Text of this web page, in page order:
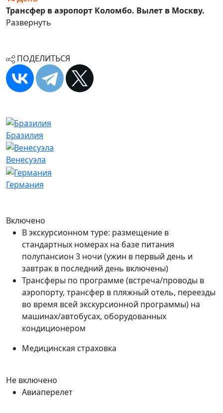
Трансфер в аэропорт Коломбо. Вылет в Москву.
Развернуть
ПОДЕЛИТЬСЯ
Бразилия
Венесуэла
Германия
Включено
В экскурсионном туре: размещение в
стандартных номерах на базе питания
полупансион 3 ночи (ужин в первый день и
завтрак в последний день включены)
Трансферы по программе (встреча/проводы в
аэропорту, трансфер в пляжный отель, переезды
во время всей экскурсионной программы) на
машинах/автобусах, оборудованных
кондиционером
Медицинская страховка
Не включено
Авиаперелет